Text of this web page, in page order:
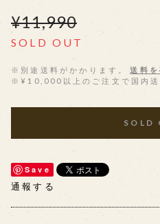
¥11,990
SOLD OUT
※別途送料がかかります。
送料を
※¥10,000以上のご注文で国内送
SOLD
Save
通報する